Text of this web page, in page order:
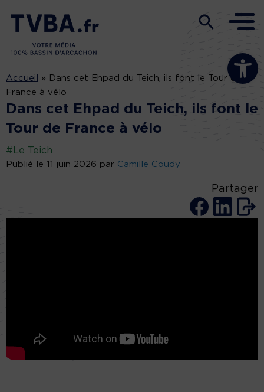
Ouvrir la
Accueil »
Dans cet Ehpad du Teich, ils font le Tour de
France à vélo
Dans cet Ehpad du Teich, ils font le
Tour de France à vélo
#Le Teich
Publié le 11 juin 2026 par Camille Coudy
Partager